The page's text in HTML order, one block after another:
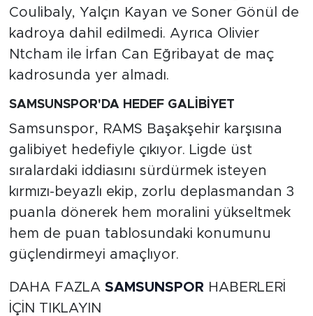
Coulibaly, Yalçın Kayan ve Soner Gönül de
kadroya dahil edilmedi. Ayrıca Olivier
Ntcham ile İrfan Can Eğribayat de maç
kadrosunda yer almadı.
SAMSUNSPOR'DA HEDEF GALİBİYET
Samsunspor, RAMS Başakşehir karşısına
galibiyet hedefiyle çıkıyor. Ligde üst
sıralardaki iddiasını sürdürmek isteyen
kırmızı-beyazlı ekip, zorlu deplasmandan 3
puanla dönerek hem moralini yükseltmek
hem de puan tablosundaki konumunu
güçlendirmeyi amaçlıyor.
DAHA FAZLA SAMSUNSPOR HABERLERİ
İÇİN TIKLAYIN